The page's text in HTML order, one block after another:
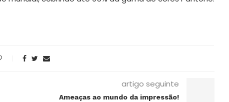
artigo seguinte
Ameaças ao mundo da impressão!